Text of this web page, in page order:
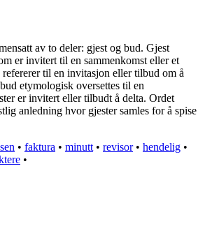
av to deler: gjest og bud. Gjest
er invitert til en sammenkomst eller et
refererer til en invitasjon eller tilbud om å
etymologisk oversettes til en
er invitert eller tilbudt å delta. Ordet
anledning hvor gjester samles for å spise
• faktura • minutt • revisor• hendelig •
•